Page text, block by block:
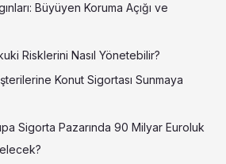
Büyüyen Koruma Açığı ve
Risklerini Nasıl Yönetebilir?
Konut Sigortası Sunmaya
Sigorta Pazarında 90 Milyar Euroluk